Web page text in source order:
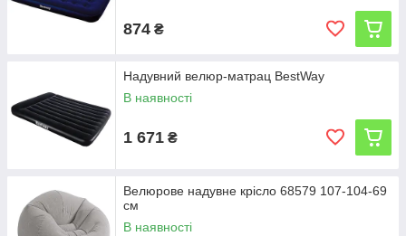
874 ₴
Надувний велюр-матрац BestWay
В наявності
1 671 ₴
Велюрове надувне крісло 68579 107-104-69
см
В наявності